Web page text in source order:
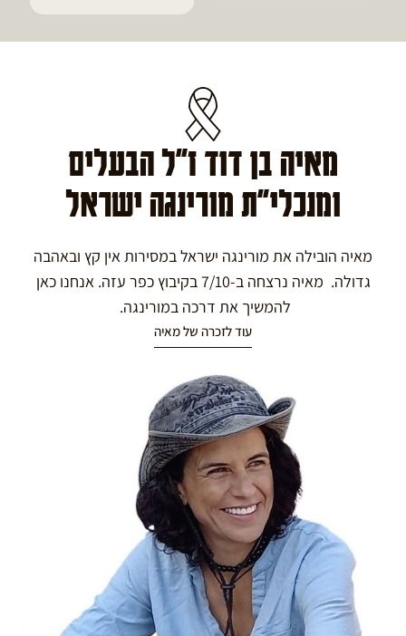
מאיה בן דוד ז"ל הבעלים
ומנכלי"ת מורינגה ישראל
מאיה הובילה את מורינגה ישראל במסירות אין קץ ובאהבה
גדולה. מאיה נרצחה ב-7/10 בקיבוץ כפר עזה. אנחנו כאן
להמשיך את דרכה במורינגה.
עוד לזכרה של מאיה